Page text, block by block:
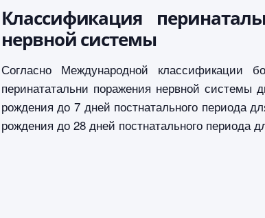
Классификация
нервной системы
Согласно Международной классификации
перинататальни поражения нервной системы
рождения до 7 дней постнатального периода
рождения до 28 дней постнатального периода